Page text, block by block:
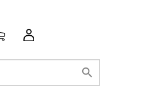
search